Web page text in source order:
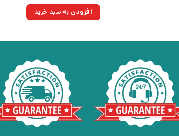
۲۲۰,۰۰۰تومان
بود.
افزودن به سبد خرید